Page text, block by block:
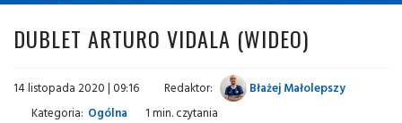
DUBLET ARTURO VIDALA (WIDEO)
14 listopada 2020 | 09:16 Redaktor:
Błażej Małolepszy
Kategoria: Ogólna 1 min. czytania